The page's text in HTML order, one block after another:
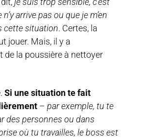
arrive pas ou que je m’en
cette situation. Certes, la
jouer. Mais, il y a
de la poussière à nettoyer
Si une situation te fait
– par exemple, tu te
des personnes ou dans
où tu travailles, le boss est